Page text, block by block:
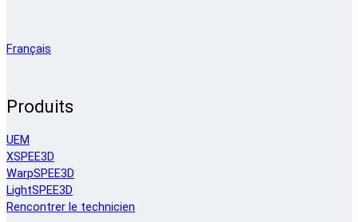
Français
Produits
UEM
XSPEE3D
WarpSPEE3D
LightSPEE3D
Rencontrer le technicien